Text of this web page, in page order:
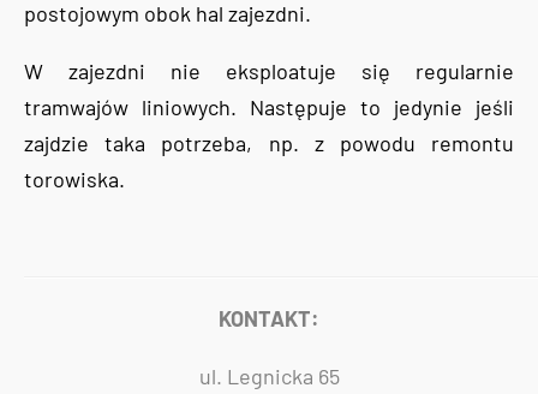
postojowym obok hal zajezdni.
W zajezdni nie eksploatuje się regularnie
tramwajów liniowych. Następuje to jedynie jeśli
zajdzie taka potrzeba, np. z powodu remontu
torowiska.
KONTAKT:
ul. Legnicka 65